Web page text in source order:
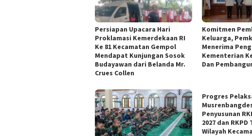
Persiapan Upacara Hari
Proklamasi Kemerdekaan RI
Ke 81 Kecamatan Gempol
Mendapat Kunjungan Sosok
Budayawan dari Belanda Mr.
Crues Collen
Komitmen
Keluarga,
Menerima
Kementerian
Dan
Progres
Penyusunan
2027 dan RKPD
Wilayah